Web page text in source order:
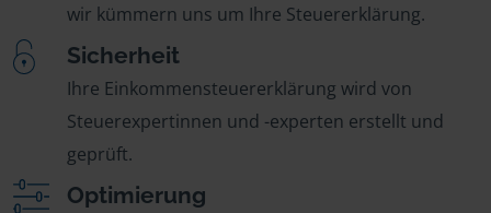
wir kümmern uns um Ihre Steuererklärung.
Sicherheit
Ihre Einkommensteuererklärung wird von
Steuerexpertinnen und -experten erstellt und
geprüft.
Optimierung